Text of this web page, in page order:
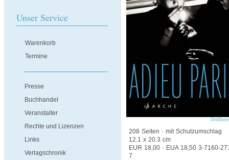
Unser Service
Warenkorb
Termine
Presse
Buchhandel
Veranstalter
Rechte und Lizenzen
Links
Verlagschronik
208 Seiten · mit Schutzumschlag
12.1 x 20.3 cm
EUR 18,00 · EUA 18,50 3-7160-
7